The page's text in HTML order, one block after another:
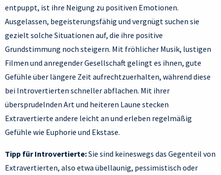
entpuppt, ist ihre Neigung zu positiven Emotionen.
Ausgelassen, begeisterungsfähig und vergnügt suchen sie
gezielt solche Situationen auf, die ihre positive
Grundstimmung noch steigern. Mit fröhlicher Musik, lustigen
Filmen und anregender Gesellschaft gelingt es ihnen, gute
Gefühle über längere Zeit aufrechtzuerhalten, während diese
bei Introvertierten schneller abflachen. Mit ihrer
übersprudelnden Art und heiteren Laune stecken
Extravertierte andere leicht an und erleben regelmäßig
Gefühle wie Euphorie und Ekstase.
Tipp für Introvertierte:Sie sind keineswegs das Gegenteil von
Extravertierten, also etwa übellaunig, pessimistisch oder